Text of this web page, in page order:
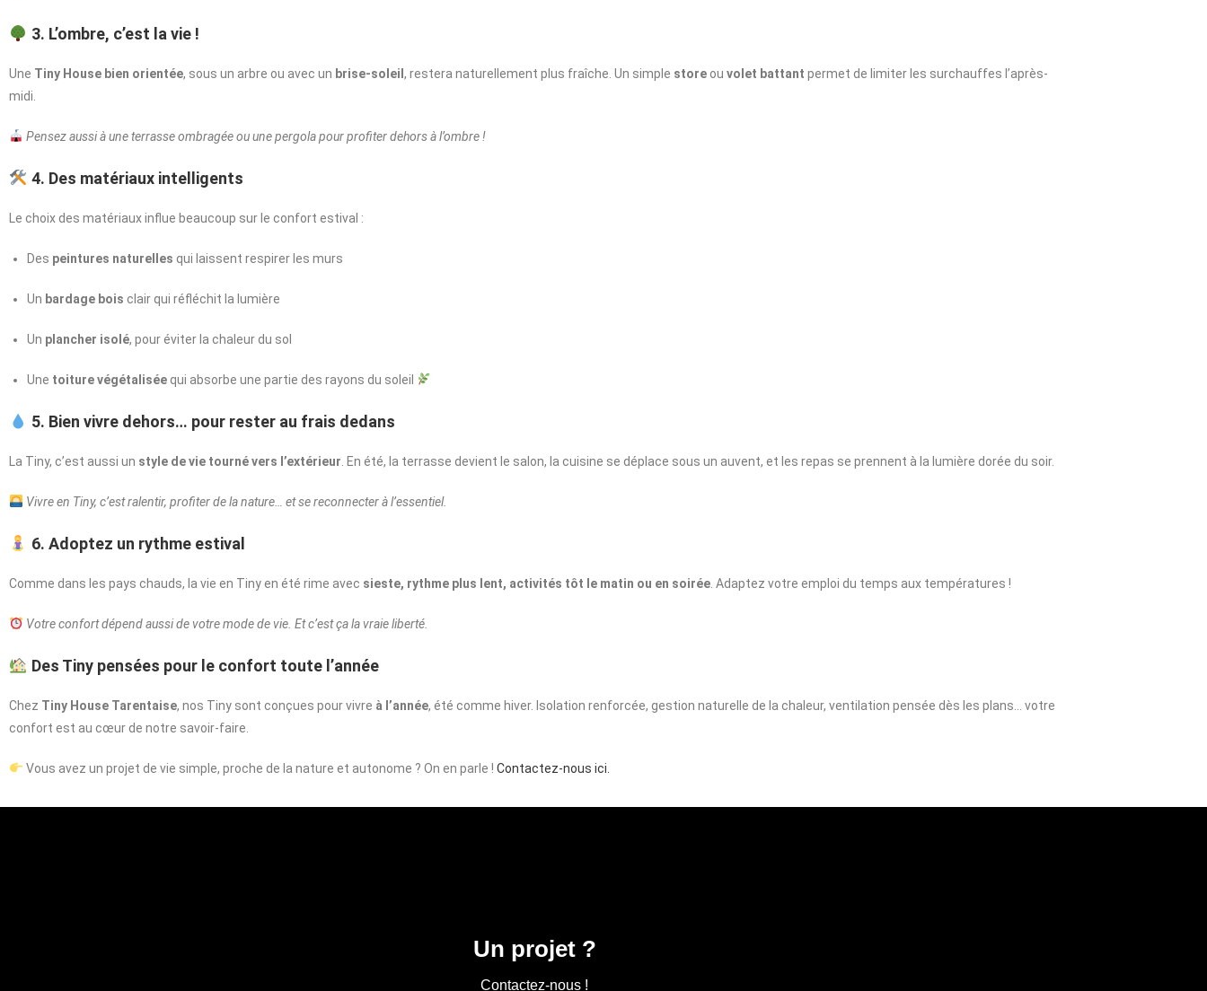
3. L’ombre, c’est la vie !
Une Tiny House bien orientée, sous un arbre ou avec un brise-soleil , restera naturellement plus fraîche. Un simple store ou volet battant permet de limiter les surchauffes l’après-
midi.
Pensez aussi à une terrasse ombragée ou une pergola pour profiter dehors à l’ombre !
4. Des matériaux intelligents
Le choix des matériaux influe beaucoup sur le confort estival :
Des peintures naturelles qui laissent respirer les murs
Un bardage bois clair qui réfléchit la lumière
Un plancher isolé, pour éviter la chaleur du sol
Une toiture végétalisée qui absorbe une partie des rayons du soleil
5. Bien vivre dehors… pour rester au frais dedans
La Tiny, c’est aussi un style de vie tourné vers l’extérieur . En été, la terrasse devient le salon, la cuisine se déplace sous un auvent, et les repas se prennent à la lumière dorée du soir.
Vivre en Tiny, c’est ralentir, profiter de la nature… et se reconnecter à l’essentiel.
6. Adoptez un rythme estival
Comme dans les pays chauds, la vie en Tiny en été rime avec sieste, rythme plus lent, activités tôt le matin ou en soirée . Adaptez votre emploi du temps aux températures !
Votre confort dépend aussi de votre mode de vie. Et c’est ça la vraie liberté.
Des Tiny pensées pour le confort toute l’année
Chez Tiny House Tarentaise, nos Tiny sont conçues pour vivre à l’année, été comme hiver. Isolation renforcée, gestion naturelle de la chaleur, ventilation pensée dès les plans… votre
confort est au cœur de notre savoir-faire.
Vous avez un projet de vie simple, proche de la nature et autonome ? On en parle ! Contactez-nous ici.
Un projet ?
Contactez-nous !